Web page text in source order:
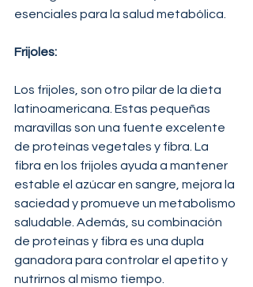
esenciales para la salud metabólica.
Frijoles:
Los frijoles, son otro pilar de la dieta
latinoamericana. Estas pequeñas
maravillas son una fuente excelente
de proteínas vegetales y fibra. La
fibra en los frijoles ayuda a mantener
estable el azúcar en sangre, mejora la
saciedad y promueve un metabolismo
saludable. Además, su combinación
de proteínas y fibra es una dupla
ganadora para controlar el apetito y
nutrirnos al mismo tiempo.